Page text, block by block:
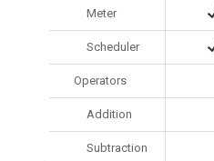
Meter
Scheduler
Operators
Addition
Subtraction